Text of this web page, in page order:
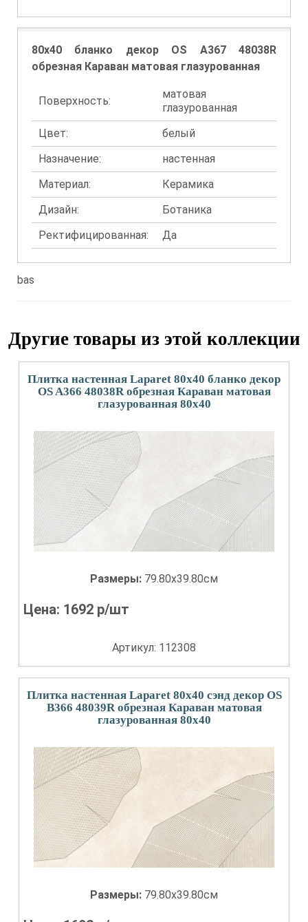
80x40 бланко декор OS A367 48038R
обрезная Караван матовая глазурованная
Поверхность:
матовая
глазурованная
Цвет:
белый
Назначение:
настенная
Материал:
Керамика
Дизайн:
Ботаника
Ректифицированная:
Да
bas
Другие товары из этой коллекции
Плитка настенная Laparet 80x40 бланко декор
OS A366 48038R обрезная Караван матовая
глазурованная 80x40
Размеры: 79.80x39.80см
Цена: 1692 р/шт
Артикул: 112308
Плитка настенная Laparet 80x40 сэнд декор OS
B366 48039R обрезная Караван матовая
глазурованная 80x40
Размеры: 79.80x39.80см